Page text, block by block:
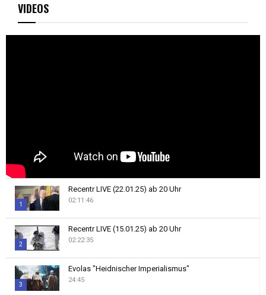
VIDEOS
1
Thumbnail
youtube
Recentr LIVE (22.01.25) ab 20 Uhr
02:11:46
2
Thumbnail
youtube
Recentr LIVE (15.01.25) ab 20 Uhr
02:22:35
3
Evolas "Heidnischer Imperialismus"
24:45